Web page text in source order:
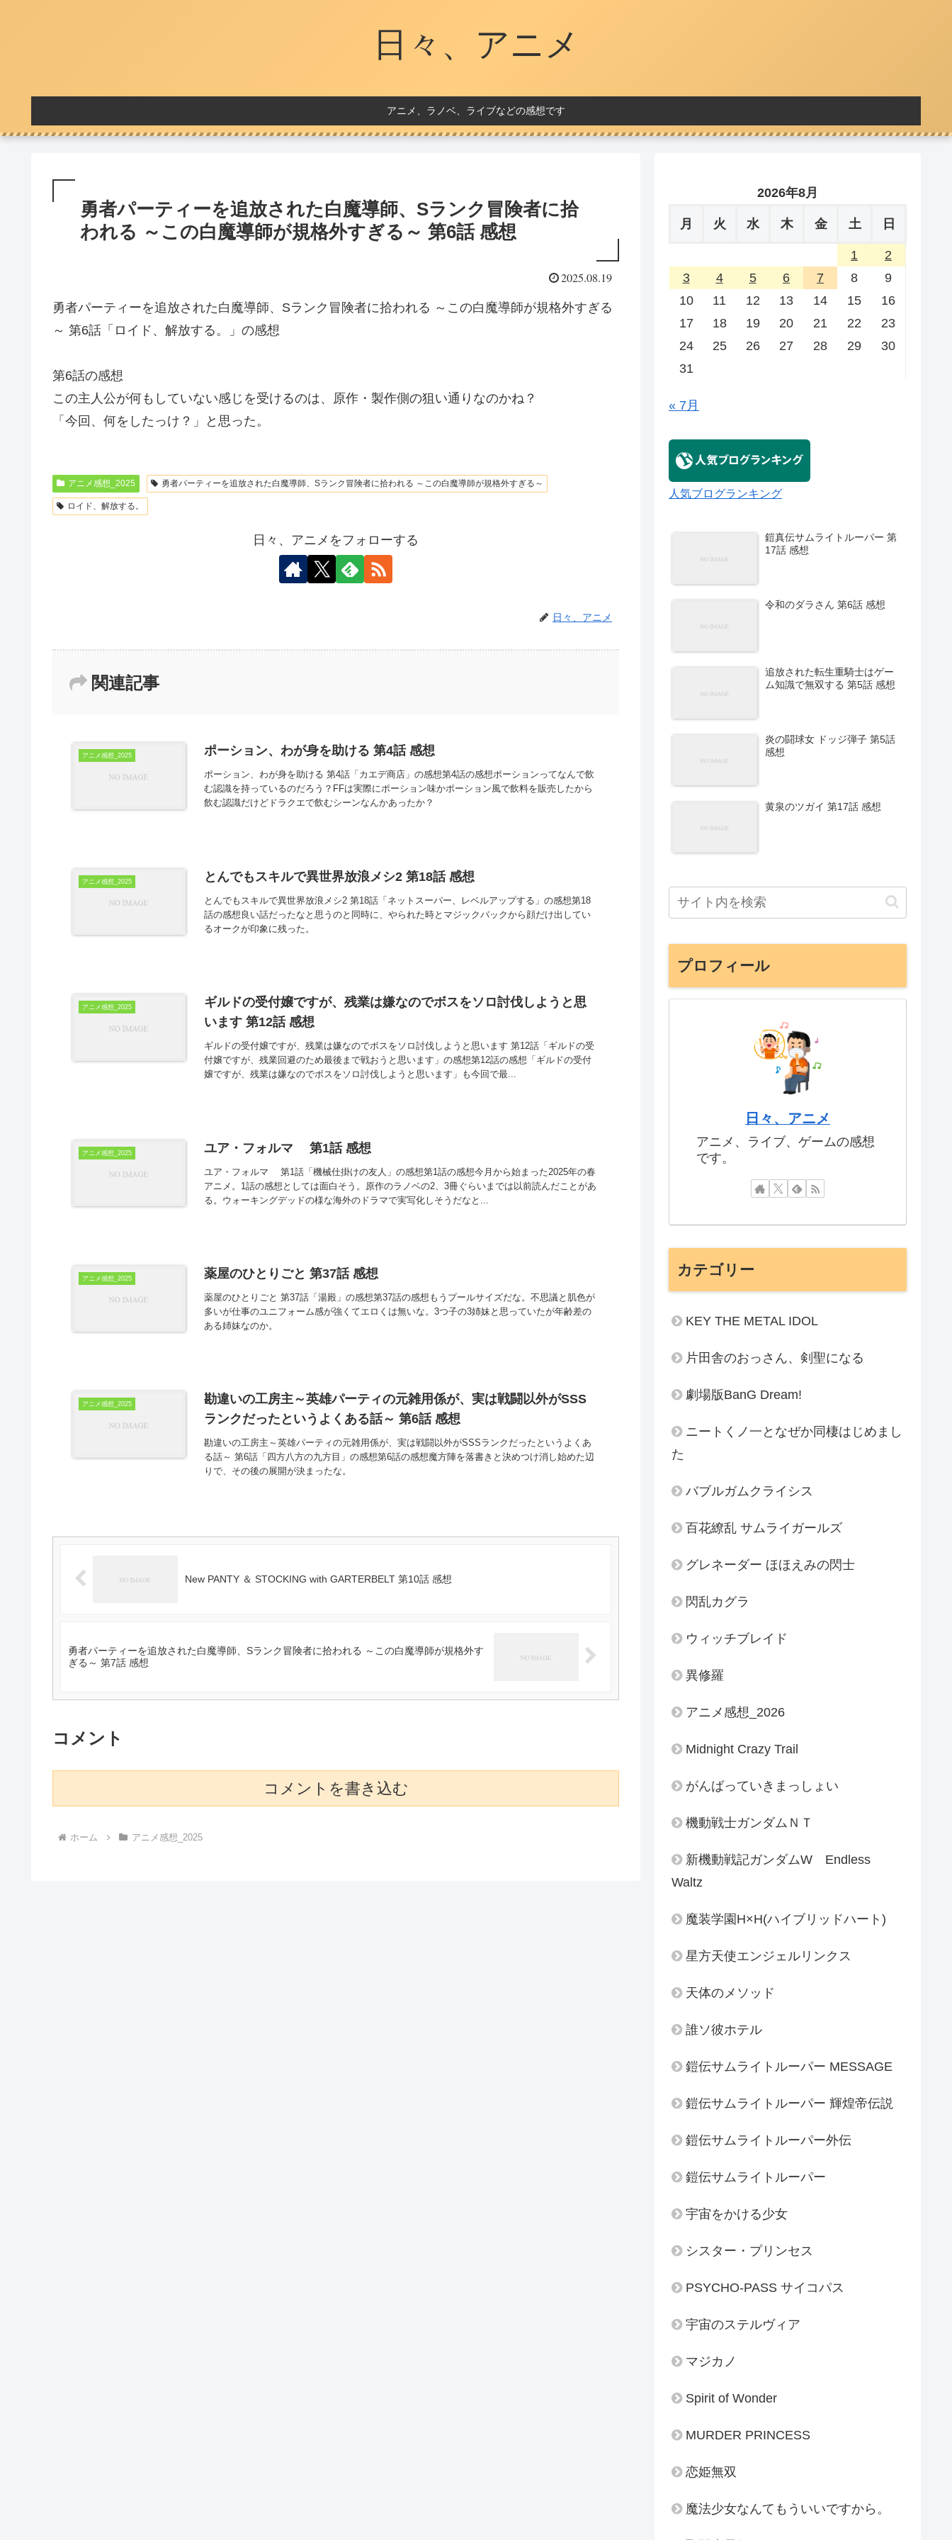
日々、アニメ
アニメ、ラノベ、ライブなどの感想です
勇者パーティーを追放された白魔導師、Sランク冒険者に拾
われる ～この白魔導師が規格外すぎる～ 第6話 感想
2025.08.19
勇者パーティーを追放された白魔導師、Sランク冒険者に拾われる ～この白魔導師が規格外すぎる
～ 第6話「ロイド、解放する。」の感想
第6話の感想
この主人公が何もしていない感じを受けるのは、原作・製作側の狙い通りなのかね？
「今回、何をしたっけ？」と思った。
アニメ感想_2025 勇者パーティーを追放された白魔導師、Sランク冒険者に拾われる ～この白魔導師が規格外すぎる～
ロイド、解放する。
日々、アニメをフォローする
日々、アニメ
関連記事
アニメ感想_2025 ポーション、わが身を助ける 第4話 感想
ポーション、わが身を助ける 第4話「カエデ商店」の感想第4話の感想ポーションってなんで飲
む認識を持っているのだろう？FFは実際にポーション味かポーション風で飲料を販売したから
飲む認識だけどドラクエで飲むシーンなんかあったか？
アニメ感想_2025 とんでもスキルで異世界放浪メシ2 第18話 感想
とんでもスキルで異世界放浪メシ2 第18話「ネットスーパー、レベルアップする」の感想第18
話の感想良い話だったなと思うのと同時に、やられた時とマジックバックから顔だけ出してい
るオークが印象に残った。
アニメ感想_2025
ギルドの受付嬢ですが、残業は嫌なのでボスをソロ討伐しようと思
います 第12話 感想
ギルドの受付嬢ですが、残業は嫌なのでボスをソロ討伐しようと思います 第12話「ギルドの受
付嬢ですが、残業回避のため最後まで戦おうと思います」の感想第12話の感想「ギルドの受付
嬢ですが、残業は嫌なのでボスをソロ討伐しようと思います」も今回で最...
アニメ感想_2025 ユア・フォルマ 第1話 感想
ユア・フォルマ 第1話「機械仕掛けの友人」の感想第1話の感想今月から始まった2025年の春
アニメ。1話の感想としては面白そう。原作のラノベの2、3冊ぐらいまでは以前読んだことがあ
る。ウォーキングデッドの様な海外のドラマで実写化しそうだなと...
アニメ感想_2025 薬屋のひとりごと 第37話 感想
薬屋のひとりごと 第37話「湯殿」の感想第37話の感想もうプールサイズだな。不思議と肌色が
多いが仕事のユニフォーム感が強くてエロくは無いな。3つ子の3姉妹と思っていたが年齢差の
ある姉妹なのか。
アニメ感想_2025
勘違いの工房主～英雄パーティの元雑用係が、実は戦闘以外がSSS
ランクだったというよくある話～ 第6話 感想
勘違いの工房主～英雄パーティの元雑用係が、実は戦闘以外がSSSランクだったというよくあ
る話～ 第6話「四方八方の九方目」の感想第6話の感想魔方陣を落書きと決めつけ消し始めた辺
りで、その後の展開が決まったな。
New PANTY ＆ STOCKING with GARTERBELT 第10話 感想
勇者パーティーを追放された白魔導師、Sランク冒険者に拾われる ～この白魔導師が規格外す
ぎる～ 第7話 感想
コメント
コメントを書き込む
ホーム アニメ感想_2025
2026年8月
月 火 水 木 金 土 日
1
2
3
4 5 6 7 8
9
10
11 12 13 14 15
16
17
18 19 20 21 22
23
24
25 26 27 28 29
30
31
« 7月
人気ブログランキング
鎧真伝サムライトルーパー 第
17話 感想
令和のダラさん 第6話 感想
追放された転生重騎士はゲー
ム知識で無双する 第5話 感想
炎の闘球女 ドッジ弾子 第5話
感想
黄泉のツガイ 第17話 感想
プロフィール
日々、アニメ
アニメ、ライブ、ゲームの感想
です。
カテゴリー
KEY THE METAL IDOL
片田舎のおっさん、剣聖になる
劇場版BanG Dream!
ニートくノ一となぜか同棲はじめまし
た
バブルガムクライシス
百花繚乱 サムライガールズ
グレネーダー ほほえみの閃士
閃乱カグラ
ウィッチブレイド
異修羅
アニメ感想_2026
Midnight Crazy Trail
がんばっていきまっしょい
機動戦士ガンダムＮＴ
新機動戦記ガンダムW Endless
Waltz
魔装学園H×H(ハイブリッドハート)
星方天使エンジェルリンクス
天体のメソッド
誰ソ彼ホテル
鎧伝サムライトルーパー MESSAGE
鎧伝サムライトルーパー 輝煌帝伝説
鎧伝サムライトルーパー外伝
鎧伝サムライトルーパー
宇宙をかける少女
シスター・プリンセス
PSYCHO-PASS サイコパス
宇宙のステルヴィア
マジカノ
Spirit of Wonder
MURDER PRINCESS
恋姫無双
魔法少女なんてもういいですから。